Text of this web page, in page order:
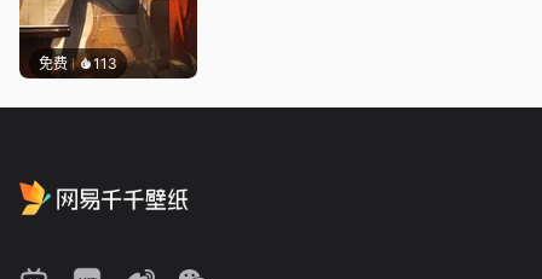
免费 113